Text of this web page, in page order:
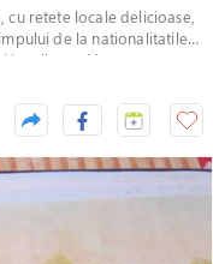
cu retete locale delicioase,
de la nationalitatile
Vascau,
ospitaliere, iar la ei
dupa reteta traditionala
(cas) de oaie. La
aperitiv cald... Asa este
manca si nu e